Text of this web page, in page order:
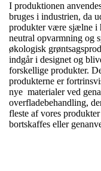
I produktionen
bruges i industrien, da
produkter være sjælne i
neutral opvarmning og
økologisk
indgår i designet og
forskellige produkter.
produkterne er
nye materialer ved
overfladebehandling,
fleste af vores
bortskaffes eller